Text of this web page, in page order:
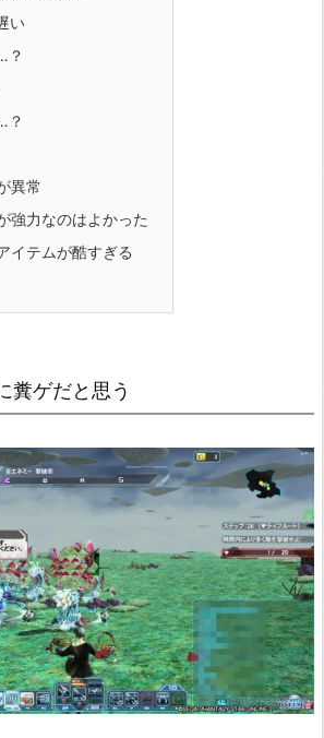
い
？
？
異常
強力なのはよかった
イテムが酷すぎる
糞ゲだと思う